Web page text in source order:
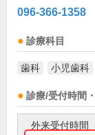
096-366-1358
診療科目
歯科 小児歯科
診療/受付時間
外来受付時間